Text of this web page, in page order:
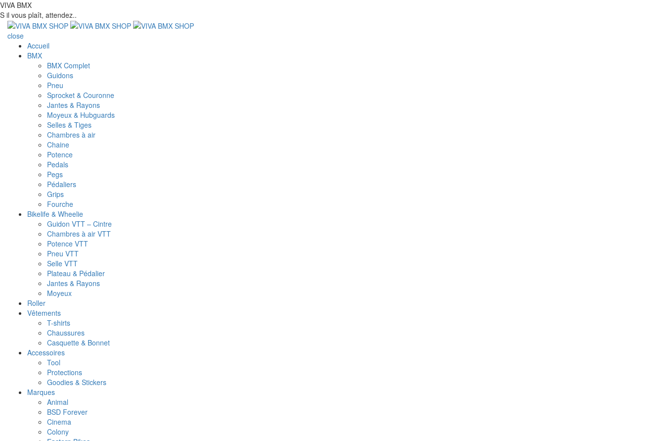
VIVA BMX
S il vous plaît, attendez..
close
Accueil
BMX
BMX Complet
Guidons
Pneu
Sprocket & Couronne
Jantes & Rayons
Moyeux & Hubguards
Selles & Tiges
Chambres à air
Chaine
Potence
Pedals
Pegs
Pédaliers
Grips
Fourche
Bikelife & Wheelie
Guidon VTT – Cintre
Chambres à air VTT
Potence VTT
Pneu VTT
Selle VTT
Plateau & Pédalier
Jantes & Rayons
Moyeux
Roller
Vêtements
T-shirts
Chaussures
Casquette & Bonnet
Accessoires
Tool
Protections
Goodies & Stickers
Marques
Animal
BSD Forever
Cinema
Colony